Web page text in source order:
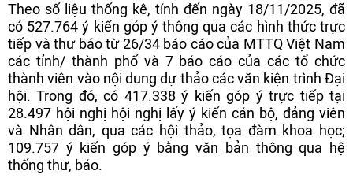
Theo số liệu thống kê, tính đến ngày 18/11/2025, đã
có 527.764 ý kiến góp ý thông qua các hình thức trực
tiếp và thư báo từ 26/34 báo cáo của MTTQ Việt Nam
các tỉnh/ thành phố và 7 báo cáo của các tổ chức
thành viên vào nội dung dự thảo các văn kiện trình Đại
hội. Trong đó, có 417.338 ý kiến góp ý trực tiếp tại
28.497 hội nghị hội nghị lấy ý kiến cán bộ, đảng viên
và Nhân dân, qua các hội thảo, tọa đàm khoa học;
109.757 ý kiến góp ý bằng văn bản thông qua hệ
thống thư, báo.